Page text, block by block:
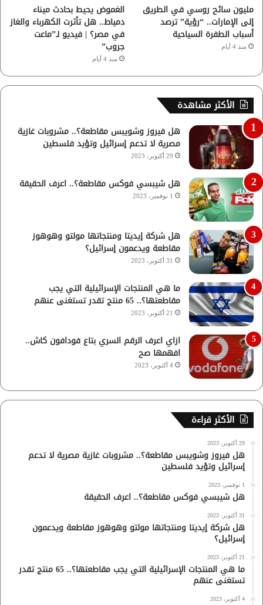
مليون سائح روسي في الطريق
إلى الإمارات.. “رؤية” ترصد
أسباب الطفرة السياحية
منذ 4 أيام
الغموض يحيط بحادث ميناء
دمياط.. هل تأثرت الكهرباء والغاز
في مصر؟ | فيديو لـ”ماعت
جروب”
منذ 4 أيام
الأكثر مشاهدة
هل فيروز وشويبس مقاطعة؟.. مشروبات غازية
مصرية لا تدعم إسرائيل وتؤيد فلسطين
29 أكتوبر، 2023
هل شيبسي فوكس مقاطعة؟.. اعرف الحقيقة
1 نوفمبر، 2023
هل شركة إيديتا ومنتجاتها مولتو وهوهوز
مقاطعة ويدعمون إسرائيل؟
31 أكتوبر، 2023
ما هي المنتجات الإسرائيلية التي يجب
مقاطعتها؟.. 65 منتج تقدر تستغنى عنهم
21 أكتوبر، 2023
ازاي اعرف الرقم السري بتاع فودافون كاش..
افهمها صح
4 أكتوبر، 2023
الأكثر قراءة
29 أكتوبر، 2023
هل فيروز وشويبس مقاطعة؟.. مشروبات غازية مصرية لا تدعم
إسرائيل وتؤيد فلسطين
1 نوفمبر، 2023
هل شيبسي فوكس مقاطعة؟.. اعرف الحقيقة
31 أكتوبر، 2023
هل شركة إيديتا ومنتجاتها مولتو وهوهوز مقاطعة ويدعمون
إسرائيل؟
21 أكتوبر، 2023
ما هي المنتجات الإسرائيلية التي يجب مقاطعتها؟.. 65 منتج تقدر
تستغنى عنهم
4 أكتوبر، 2023